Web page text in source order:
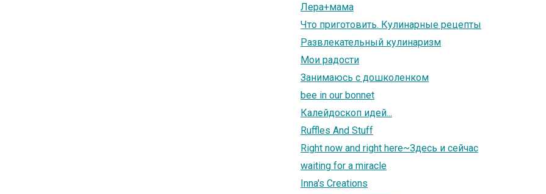
Лера+мама
Что приготовить. Кулинарные рецепты
Развлекательный кулинаризм
Мои радости
Занимаюсь с дошколенком
bee in our bonnet
Калейдоскоп идей...
Ruffles And Stuff
Right now and right here~Здесь и сейчас
waiting for a miracle
Inna's Creations